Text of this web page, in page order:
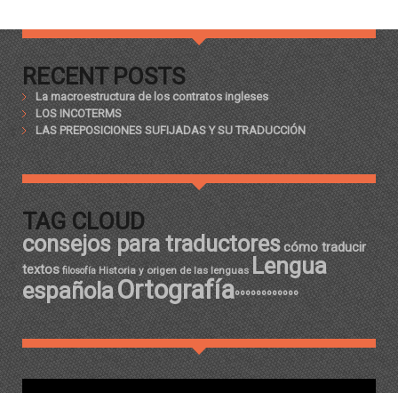
RECENT POSTS
La macroestructura de los contratos ingleses
LOS INCOTERMS
LAS PREPOSICIONES SUFIJADAS Y SU TRADUCCIÓN
TAG CLOUD
consejos para traductorescómo traducir
textos filosofía Historia y origen de las lenguas Lengua
españolaOrtografíaºººººººººººº